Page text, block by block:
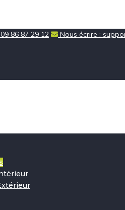
86 87 29 12 Nous écrire :